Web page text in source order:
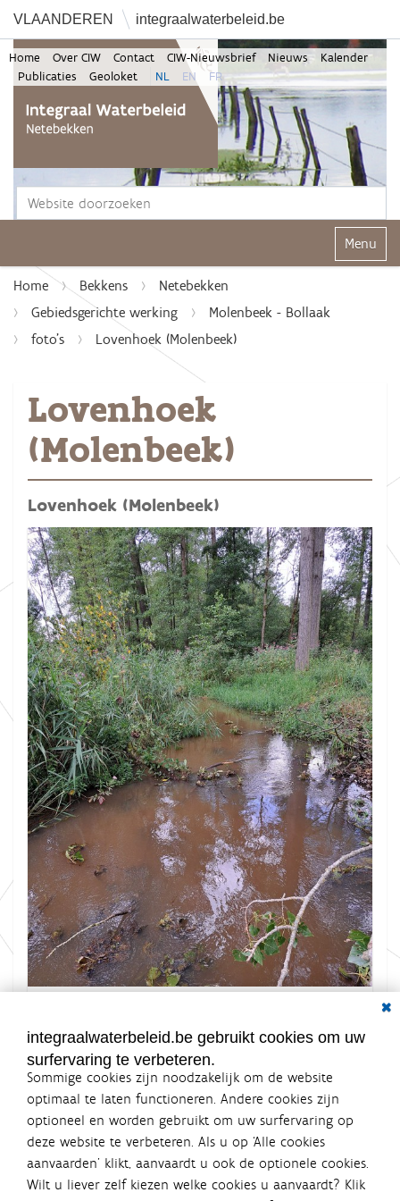
VLAANDEREN integraalwaterbeleid.be
Home Over CIW Contact CIW-Nieuwsbrief Nieuws
Kalender
Publicaties
Geoloket NL EN FR
Klap
Home Bekkens
Netebekken
Gebiedsgerichte werking
Molenbeek - Bollaak
foto's
Lovenhoek (Molenbeek)
Lovenhoek
(Molenbeek)
Lovenhoek (Molenbeek)
k
v
o
r
d
v
o
l
integraalwaterbeleid.be gebruikt cookies om uw
surfervaring te verbeteren.
Sommige cookies zijn noodzakelijk om de website
optimaal te laten functioneren. Andere cookies zijn
optioneel en worden gebruikt om uw surfervaring op
deze website te verbeteren. Als u op ‘Alle cookies
aanvaarden’ klikt, aanvaardt u ook de optionele cookies.
Wilt u liever zelf kiezen welke cookies u aanvaardt? Klik
Integraalwaterbeleid.be is een
officiële website van de Vlaamse
overheid
uitgegeven door Coördinatiecommissie Integraal